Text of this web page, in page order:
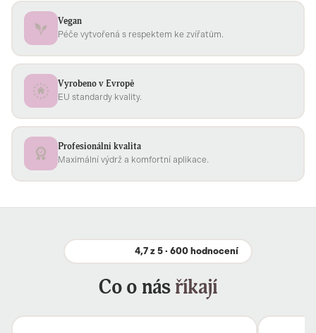
Vegan
Péče vytvořená s respektem ke zvířatům.
Vyrobeno v Evropě
EU standardy kvality.
Profesionální kvalita
Maximální výdrž a komfortní aplikace.
4,7 z 5 · 600 hodnocení
Co o násříkají